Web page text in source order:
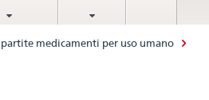
medicamenti per uso umano